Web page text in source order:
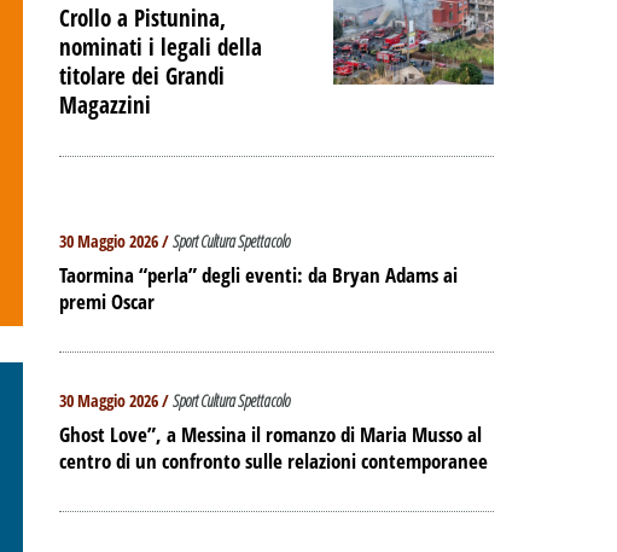
Crollo a Pistunina,
nominati i legali della
titolare dei Grandi
Magazzini
30 Maggio 2026 /Sport Cultura Spettacolo
Taormina “perla” degli eventi: da Bryan Adams ai
premi Oscar
30 Maggio 2026 /Sport Cultura Spettacolo
Ghost Love”, a Messina il romanzo di Maria Musso al
centro di un confronto sulle relazioni contemporanee